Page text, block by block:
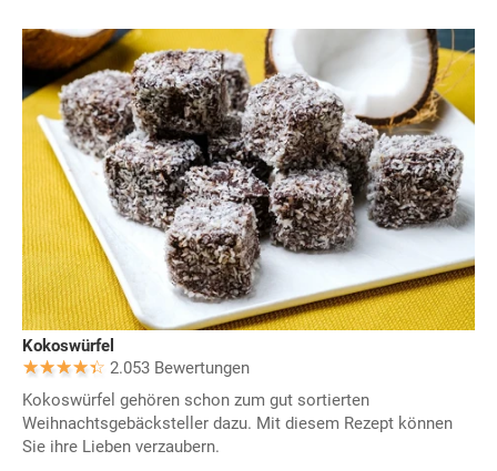
Kokoswürfel
2.053 Bewertungen
Kokoswürfel gehören schon zum gut sortierten
Weihnachtsgebäcksteller dazu. Mit diesem Rezept können
Sie ihre Lieben verzaubern.